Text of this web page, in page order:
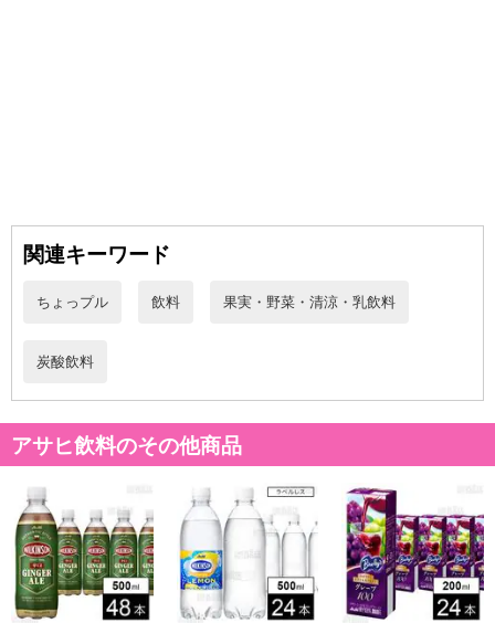
発送日カレンダー
休業日
■その他共通および商品カテゴリー別注意事項（※必ずご確認くだ
さい）
関連キーワード
ちょっプル 飲料 果実・野菜・清涼・乳飲料
炭酸飲料
アサヒ飲料のその他商品